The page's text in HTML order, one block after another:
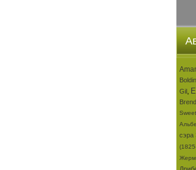
Gil,
сэра